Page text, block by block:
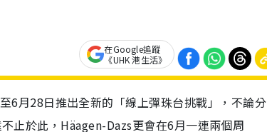
在Google追蹤
《UHK 港生活》
6月28日推出全新的「線上彈珠台挑戰」，不論分
止於此，Häagen-Dazs更會在6月一連兩個周